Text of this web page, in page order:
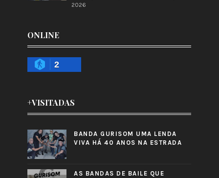
2026
ONLINE
2
+VISITADAS
BANDA GURISOM UMA LENDA
VIVA HÁ 40 ANOS NA ESTRADA
AS BANDAS DE BAILE QUE